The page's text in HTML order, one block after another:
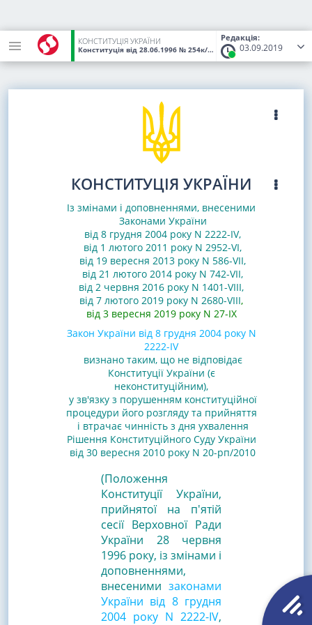
Редакція:
03.09.2019
КОНСТИТУЦІЯ УКРАЇНИ
Конституція від 28.06.1996 № 254к/96-ВР (Статус:Чинний)
КОНСТИТУЦІЯ УКРАЇНИ
Із змінами і доповненнями, внесеними
Законами України
від 8 грудня 2004 року N 2222-IV,
від 1 лютого 2011 року N 2952-VI,
від 19 вересня 2013 року N 586-VII,
від 21 лютого 2014 року N 742-VII,
від 2 червня 2016 року N 1401-VIII,
від 7 лютого 2019 року N 2680-VIII,
від 3 вересня 2019 року N 27-IX
Закон України від 8 грудня 2004 року N
2222-IV
визнано таким, що не відповідає
Конституції України (є
неконституційним),
у зв'язку з порушенням конституційної
процедури його розгляду та прийняття
і втрачає чинність з дня ухвалення
Рішення Конституційного Суду України
від 30 вересня 2010 року N 20-рп/2010
(Положення
Конституції України,
прийнятої на п'ятій
сесії Верховної Ради
України 28 червня
1996 року, із змінами і
доповненнями,
внесеними законами
України від 8 грудня
2004 року N 2222-IV,